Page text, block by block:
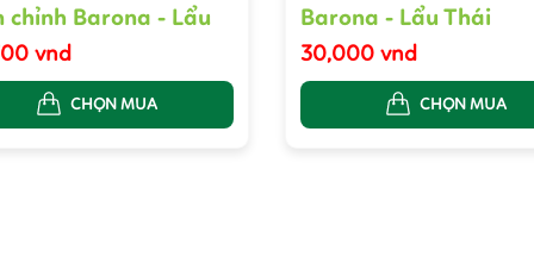
chỉnh Barona - Lẩu
vnd
CHỌN MUA
Barona - Lẩu Thái
30,000 vnd
CHỌN MUA